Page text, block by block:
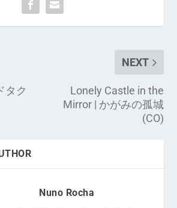
タク
NEXT
Lonely Castle in the
Mirror | かがみの孤城
(CO)
Nuno Rocha